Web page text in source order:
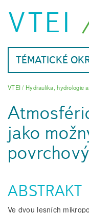
VTEI
TÉMATICKÉ
VTEI/ Hydraulika, hydrologie
jako
ABSTRAKT
Ve dvou lesních